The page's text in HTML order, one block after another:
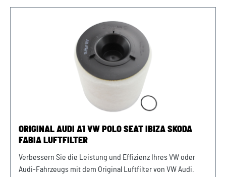
Ersatzteile Verwendung: passend bei vielen Audi/VW/SEAT/
Škoda Modellen Unser Service für Sie: Um Fehlkäufe zu
vermeiden, bieten wir Ihnen die Möglichkeit, uns vor Ihrer
Bestellung oder in der Kaufabwicklung die 17-stellige
Fahrgestellnummer(Bsp. VW: WVWZZZ... Audi: WAUZZZ...)
Ihres Fahrzeugs mitzuteilen. Wir prüfen vorab, ob der
gewünschte Artikel zum Fahrzeug passt.
ORIGINAL AUDI A1 VW POLO SEAT IBIZA SKODA
FABIA LUFTFILTER
Verbessern Sie die Leistung und Effizienz Ihres VW oder
Audi-Fahrzeugs mit dem Original Luftfilter von VW Audi.